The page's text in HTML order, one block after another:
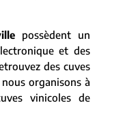
possèdent un
et des
des cuves
organisons à
vinicoles de